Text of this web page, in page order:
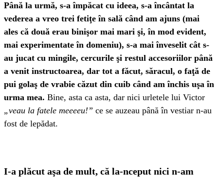
Până la urmă, s-a împăcat cu ideea, s-a încântat la
vederea a vreo trei fetiţe în sală când am ajuns (mai
ales că două erau binişor mai mari şi, în mod evident,
mai experimentate în domeniu), s-a mai înveselit cât s-
au jucat cu mingile, cercurile şi restul accesoriilor până
a venit instructoarea, dar tot a făcut, săracul, o faţă de
pui golaş de vrabie căzut din cuib când am închis uşa în
urma mea. Bine, asta ca asta, dar nici urletele lui Victor
„veau la fatele meeeeu!” ce se auzeau până în vestiar n-au
fost de lepădat.
I-a plăcut aşa de mult, că la-nceput nici n-am